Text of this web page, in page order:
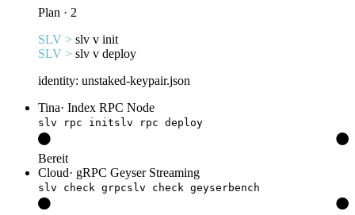
Plan · 2
SLV > slv v init
SLV > slv v deploy
identity: unstaked-keypair.json
Tina· Index RPC Node
slv rpc initslv rpc deploy
Bereit
Cloud· gRPC Geyser Streaming
slv check grpcslv check geyserbench